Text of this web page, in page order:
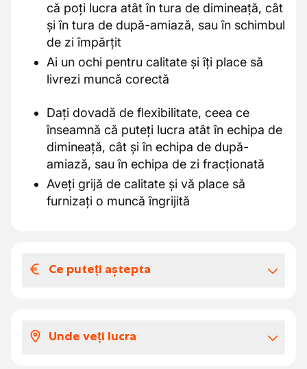
că poți lucra atât în tura de dimineață, cât
și în tura de după-amiază, sau în schimbul
de zi împărțit
Ai un ochi pentru calitate și îți place să
livrezi muncă corectă
Dați dovadă de flexibilitate, ceea ce
înseamnă că puteți lucra atât în echipa de
dimineață, cât și în echipa de după-
amiază, sau în echipa de zi fracționată
Aveți grijă de calitate și vă place să
furnizați o muncă îngrijită
Ce puteți aștepta
fi între 14,51 și 15 euro pe oră
Unde veți lucra